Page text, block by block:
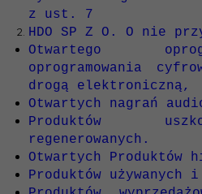
z ust. 7
HDO SP Z O. O nie
Otwartego
oprogramowania
drogą elektroniczną,
Otwartych nagrań
Produktów
regenerowanych.
Otwartych Produktów
Produktów używanych i